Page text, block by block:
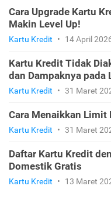
Cara Upgrade Kartu
Makin Level Up!
Kartu Kredit • 14 April
Kartu Kredit Tidak
dan Dampaknya pada
Kartu Kredit • 31 Maret
Cara Menaikkan Limit
Kartu Kredit • 31 Maret
Daftar Kartu Kredit
Domestik Gratis
Kartu Kredit • 13 Maret